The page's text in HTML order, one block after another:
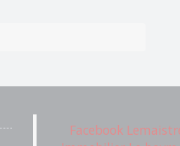
Facebook